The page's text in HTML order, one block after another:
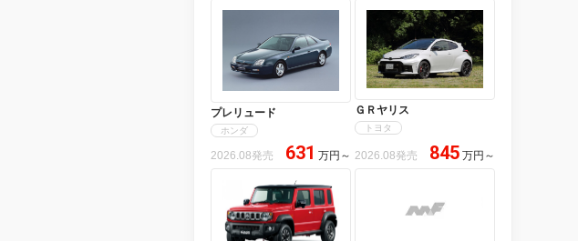
プレリュード
ホンダ
2026.08発売 631 万円 ～
ＧＲヤリス
トヨタ
2026.08発売 845 万円 ～